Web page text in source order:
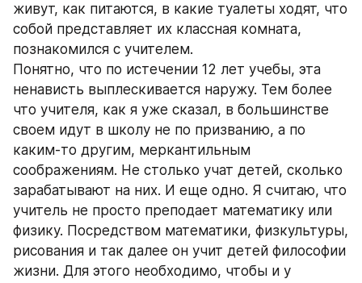
живут, как питаются, в какие туалеты ходят, что
собой представляет их классная комната,
познакомился с учителем.
Понятно, что по истечении 12 лет учебы, эта
ненависть выплескивается наружу. Тем более
что учителя, как я уже сказал, в большинстве
своем идут в школу не по призванию, а по
каким-то другим, меркантильным
соображениям. Не столько учат детей, сколько
зарабатывают на них. И еще одно. Я считаю, что
учитель не просто преподает математику или
физику. Посредством математики, физкультуры,
рисования и так далее он учит детей философии
жизни. Для этого необходимо, чтобы и у